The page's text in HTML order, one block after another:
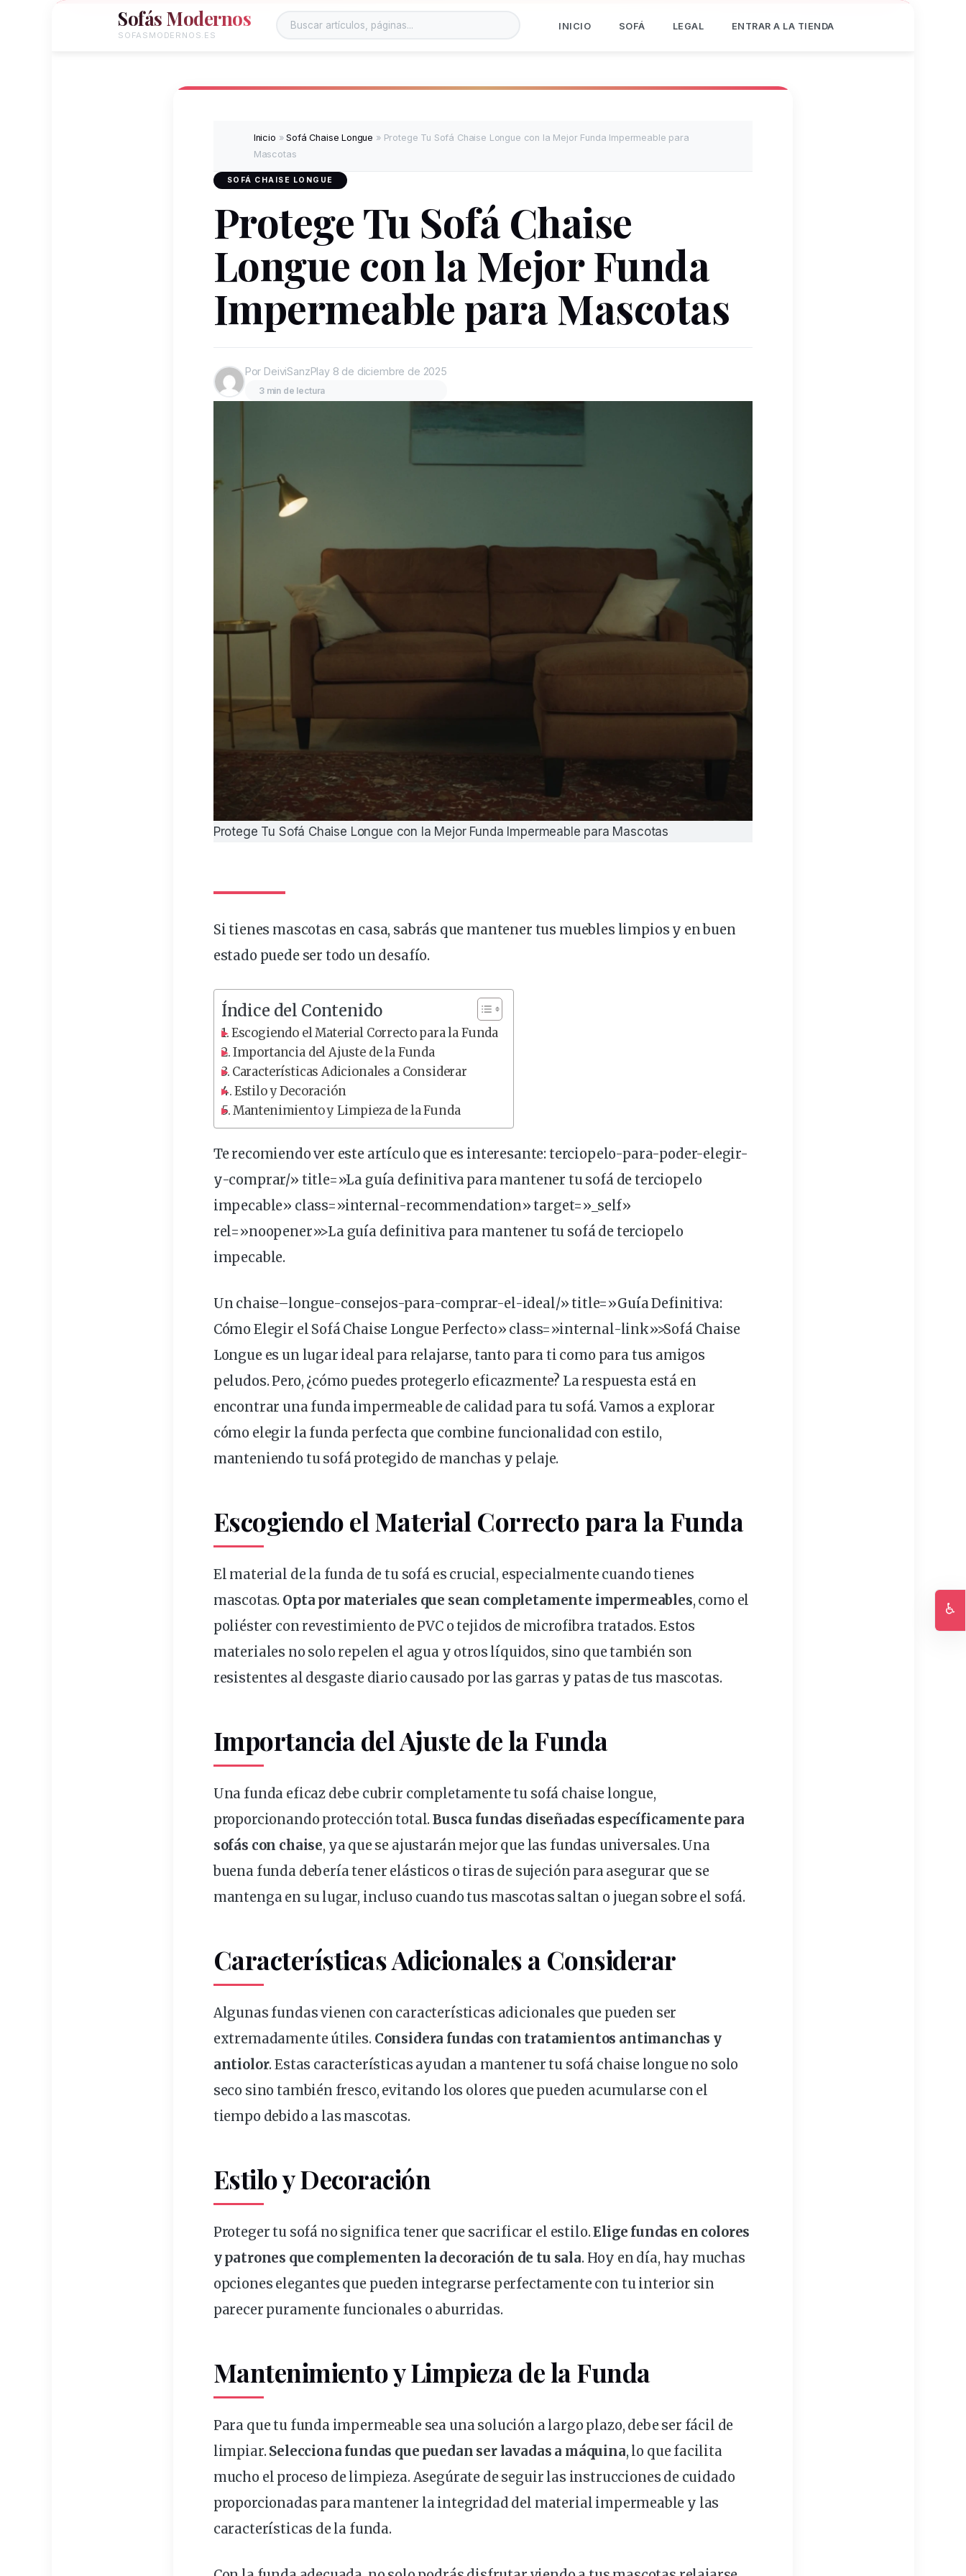
Sofás Modernos
SOFASMODERNOS.ES
INICIO SOFÁ LEGAL ENTRAR A LA TIENDA
Inicio »Sofá Chaise Longue » Protege Tu Sofá Chaise Longue con la Mejor Funda Impermeable para
Mascotas
SOFÁ CHAISE LONGUE
Protege Tu Sofá Chaise
Longue con la Mejor Funda
Impermeable para Mascotas
Por DeiviSanzPlay 8 de diciembre de 2025
3 min de lectura
Protege Tu Sofá Chaise Longue con la Mejor Funda Impermeable para Mascotas
Si tienes mascotas en casa, sabrás que mantener tus muebles limpios y en buen
estadopuede ser todo un desafío.
Índice del Contenido
Escogiendo el Material Correcto para la Funda
Importancia del Ajuste de la Funda
Características Adicionales a Considerar
Estilo y Decoración
Mantenimiento y Limpieza de la Funda
Te recomiendo ver este artículo que es interesante: terciopelo-para-poder-elegir-
y-comprar/» title=»La guía definitivapara mantener tu sofá de terciopelo
impecable» class=»internal-recommendation» target=»_self»
rel=»noopener»>La guía definitiva para mantener tu sofá de terciopelo
impecable.
Un chaise–longue-consejos-para-comprar-el-ideal/» title=»Guía Definitiva:
Cómo Elegir el Sofá Chaise Longue Perfecto» class=»internal-link»>Sofá Chaise
Longue es un lugar ideal para relajarse, tanto para ti como para tus amigos
peludos. Pero, ¿cómo puedes protegerlo eficazmente? La respuesta está en
encontrar unafundaimpermeablede calidad para tu sofá. Vamos a explorar
cómo elegir la funda perfecta que combine funcionalidad con estilo,
manteniendo tu sofá protegido de manchas y pelaje.
Escogiendo el Material Correcto para la Funda
El material de la funda de tu sofá es crucial, especialmente cuando tienes
mascotas. Opta por materiales que sean completamente impermeables, como el
poliéster con revestimiento de PVC o tejidos de microfibra tratados. Estos
materiales no solo repelen el agua y otros líquidos, sino que también son
resistentes al desgaste diario causado por las garras y patas de tus mascotas.
Importancia del Ajuste de la Funda
Una funda eficaz debe cubrir completamente tu sofá chaise longue,
proporcionando protección total.Busca fundas diseñadas específicamente para
sofás con chaise, ya que se ajustarán mejor que las fundas universales. Una
buena funda debería tener elásticos o tiras de sujeción para asegurar que se
mantenga en su lugar, incluso cuando tus mascotas saltan o juegan sobre el sofá.
Características Adicionales a Considerar
Algunas fundas vienen con características adicionales que pueden ser
extremadamente útiles. Considera fundas con tratamientos antimanchas y
antiolor. Estas características ayudan a mantener tu sofá chaise longue no solo
seco sino también fresco, evitando los olores que pueden acumularse con el
tiempo debido a las mascotas.
Estilo y Decoración
Proteger tu sofá no significa tener que sacrificar el estilo.Elige fundas en colores
y patrones que complementen la decoración de tu sala. Hoy en día, hay muchas
opciones elegantes que pueden integrarse perfectamente con tu interior sin
parecer puramente funcionales o aburridas.
Mantenimiento y Limpieza de la Funda
Para que tu funda impermeable sea una solución a largo plazo, debe ser fácil de
limpiar. Selecciona fundas que puedan ser lavadas a máquina, lo que facilita
mucho el proceso delimpieza. Asegúrate de seguir las instrucciones de cuidado
proporcionadas para mantener la integridad del material impermeable y las
características de la funda.
♿